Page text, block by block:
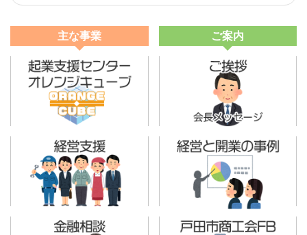
主な事業 ご案内